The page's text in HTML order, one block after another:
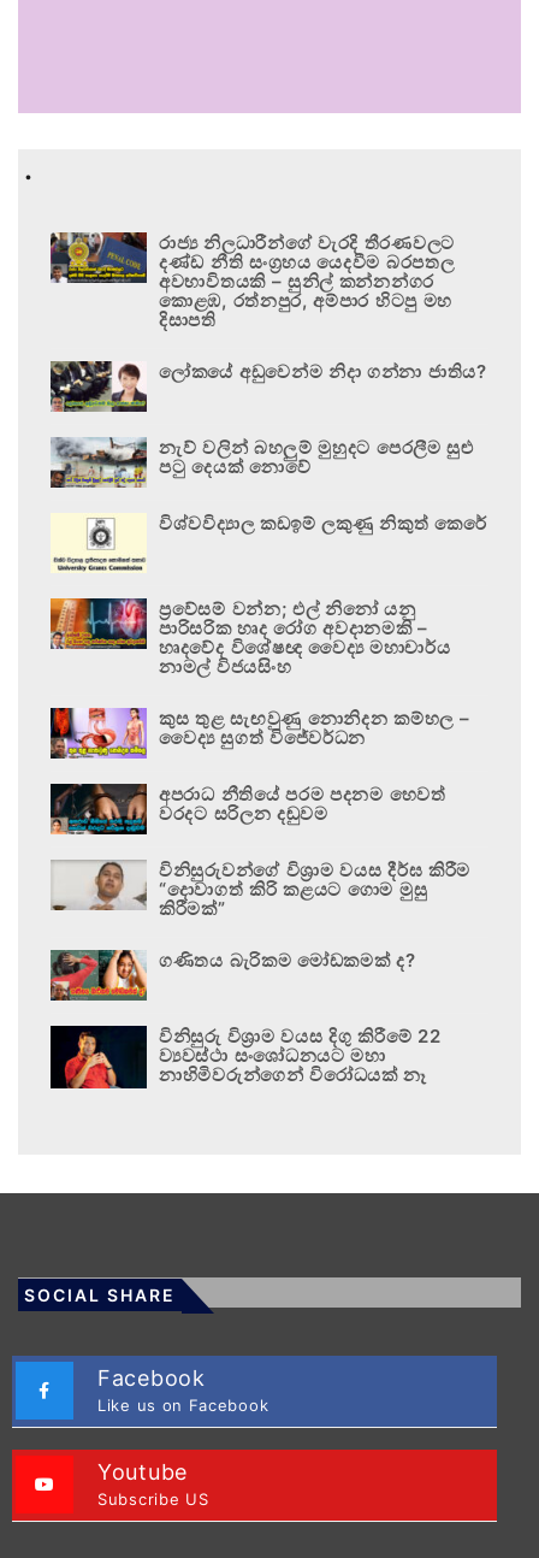
.
රාජ්‍ය නිලධාරීන්ගේ වැරදි තීරණවලට
දණ්ඩ නීති සංග්‍රහය යෙදවීම බරපතල
අවභාවිතයකි – සුනිල් කන්නන්ගර
කොළඹ, රත්නපුර, අම්පාර හිටපු මහ
දිසාපති
ලෝකයේ අඩුවෙන්ම නිදා ගන්නා ජාතිය?
නැව් වලින් බහලුම් මුහුදට පෙරලීම සුළු
පටු දෙයක් නොවේ
විශ්වවිද්‍යාල කඩඉම් ලකුණු නිකුත් කෙරේ
ප්‍රවේසම් වන්න; එල් නිනෝ යනු
පාරිසරික හෘද රෝග අවදානමකි –
හෘදවේද විශේෂඥ වෛද්‍ය මහාචාර්ය
නාමල් විජයසිංහ
කුස තුළ සැඟවුණු නොනිදන කම්හල –
වෛද්‍ය සුගත් විජේවර්ධන
අපරාධ නීතියේ පරම පදනම හෙවත්
වරදට සරිලන දඬුවම
විනිසුරුවන්ගේ විශ්‍රාම වයස දීර්ඝ කිරීම
“දොවාගත් කිරි කළයට ගොම මුසු
කිරීමක්”
ගණිතය බැරිකම මෝඩකමක් ද?
විනිසුරු විශ්‍රාම වයස දිගු කිරීමේ 22
ව්‍යවස්ථා සංශෝධනයට මහා
නාහිමිවරුන්ගෙන් විරෝධයක් නෑ
SOCIAL SHARE
Facebook
Like us on Facebook
Youtube
Subscribe US